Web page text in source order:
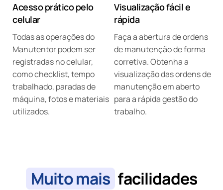
Acesso prático pelo
celular
Todas as operações do
Manutentor podem ser
registradas no celular,
como checklist, tempo
trabalhado, paradas de
máquina, fotos e materiais
utilizados.
Visualização fácil e
rápida
Faça a abertura de ordens
de manutenção de forma
corretiva. Obtenha a
visualização das ordens de
manutenção em aberto
para a rápida gestão do
trabalho.
Muito mais facilidades